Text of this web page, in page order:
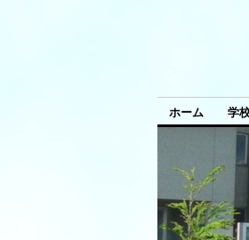
ホーム 学